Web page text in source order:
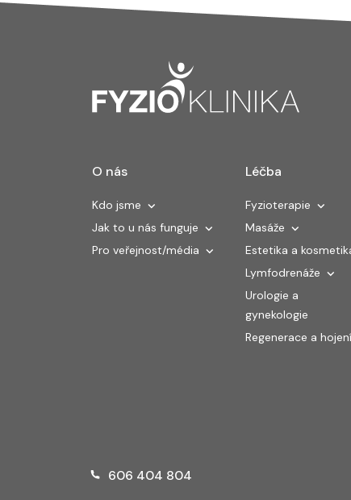
O nás
Kdo jsme
Jak to u nás funguje
Pro veřejnost/média
Léčba
Fyzioterapie
Masáže
Estetika a
Lymfodrenáže
Urologie a
gynekologie
Regenerace a hojení
606 404 804